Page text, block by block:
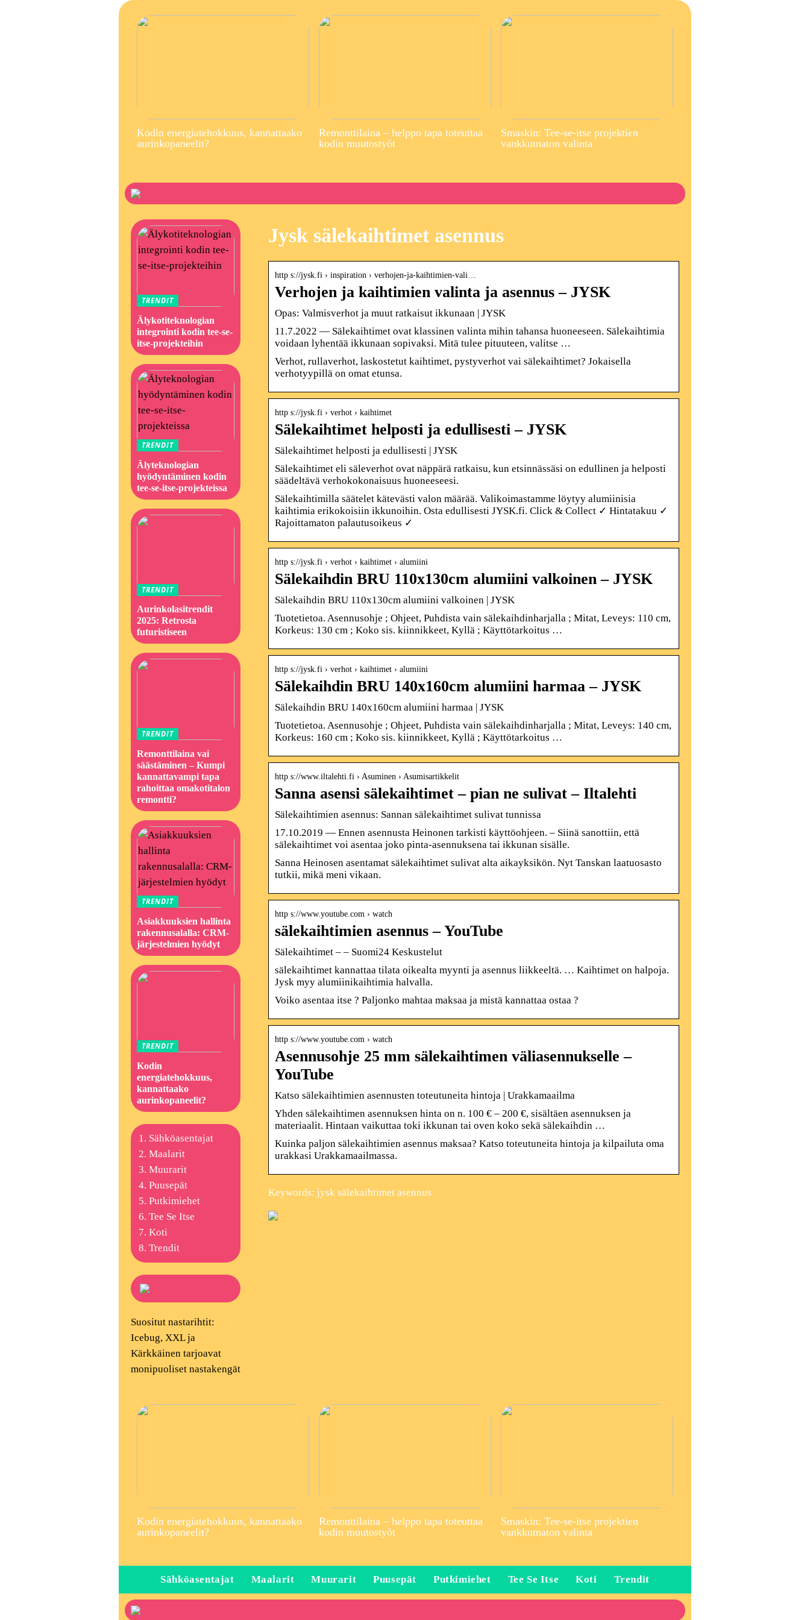
Kodin energiatehokkuus, kannattaako
aurinkopaneelit?
Remonttilaina – helppo tapa toteuttaa
kodin muutostyöt
Smaskin: Tee-se-itse projektien
vankkumaton valinta
Jysk sälekaihtimet asennus
http s://jysk.fi › inspiration › verhojen-ja-kaihtimien-vali…
Verhojen ja kaihtimien valinta ja asennus – JYSK
Opas: Valmisverhot ja muut ratkaisut ikkunaan | JYSK
11.7.2022 — Sälekaihtimet ovat klassinen valinta mihin tahansa huoneeseen. Sälekaihtimia
voidaan lyhentää ikkunaan sopivaksi. Mitä tulee pituuteen, valitse …
Verhot, rullaverhot, laskostetut kaihtimet, pystyverhot vai sälekaihtimet? Jokaisella
verhotyypillä on omat etunsa.
http s://jysk.fi › verhot › kaihtimet
Sälekaihtimet helposti ja edullisesti – JYSK
Sälekaihtimet helposti ja edullisesti | JYSK
Sälekaihtimet eli säleverhot ovat näppärä ratkaisu, kun etsinnässäsi on edullinen ja helposti
säädeltävä verhokokonaisuus huoneeseesi.
Sälekaihtimilla säätelet kätevästi valon määrää. Valikoimastamme löytyy alumiinisia
kaihtimia erikokoisiin ikkunoihin. Osta edullisesti JYSK.fi. Click & Collect ✓ Hintatakuu ✓
Rajoittamaton palautusoikeus ✓
http s://jysk.fi › verhot › kaihtimet › alumiini
Sälekaihdin BRU 110x130cm alumiini valkoinen – JYSK
Sälekaihdin BRU 110x130cm alumiini valkoinen | JYSK
Tuotetietoa. Asennusohje ; Ohjeet, Puhdista vain sälekaihdinharjalla ; Mitat, Leveys: 110 cm,
Korkeus: 130 cm ; Koko sis. kiinnikkeet, Kyllä ; Käyttötarkoitus …
http s://jysk.fi › verhot › kaihtimet › alumiini
Sälekaihdin BRU 140x160cm alumiini harmaa – JYSK
Sälekaihdin BRU 140x160cm alumiini harmaa | JYSK
Tuotetietoa. Asennusohje ; Ohjeet, Puhdista vain sälekaihdinharjalla ; Mitat, Leveys: 140 cm,
Korkeus: 160 cm ; Koko sis. kiinnikkeet, Kyllä ; Käyttötarkoitus …
http s://www.iltalehti.fi › Asuminen › Asumisartikkelit
Sanna asensi sälekaihtimet – pian ne sulivat – Iltalehti
Sälekaihtimien asennus: Sannan sälekaihtimet sulivat tunnissa
17.10.2019 — Ennen asennusta Heinonen tarkisti käyttöohjeen. – Siinä sanottiin, että
sälekaihtimet voi asentaa joko pinta-asennuksena tai ikkunan sisälle.
Sanna Heinosen asentamat sälekaihtimet sulivat alta aikayksikön. Nyt Tanskan laatuosasto
tutkii, mikä meni vikaan.
http s://www.youtube.com › watch
sälekaihtimien asennus – YouTube
Sälekaihtimet – – Suomi24 Keskustelut
sälekaihtimet kannattaa tilata oikealta myynti ja asennus liikkeeltä. … Kaihtimet on halpoja.
Jysk myy alumiinikaihtimia halvalla.
Voiko asentaa itse ? Paljonko mahtaa maksaa ja mistä kannattaa ostaa ?
http s://www.youtube.com › watch
Asennusohje 25 mm sälekaihtimen väliasennukselle –
YouTube
Katso sälekaihtimien asennusten toteutuneita hintoja | Urakkamaailma
Yhden sälekaihtimen asennuksen hinta on n. 100 € – 200 €, sisältäen asennuksen ja
materiaalit. Hintaan vaikuttaa toki ikkunan tai oven koko sekä sälekaihdin …
Kuinka paljon sälekaihtimien asennus maksaa? Katso toteutuneita hintoja ja kilpailuta oma
urakkasi Urakkamaailmassa.
Keywords: jysk sälekaihtimet asennus
TRENDIT
Älykotiteknologian
integrointi kodin tee-se-
itse-projekteihin
TRENDIT
Älyteknologian
hyödyntäminen kodin
tee-se-itse-projekteissa
TRENDIT
Aurinkolasitrendit
2025: Retrosta
futuristiseen
TRENDIT
Remonttilaina vai
säästäminen – Kumpi
kannattavampi tapa
rahoittaa omakotitalon
remontti?
TRENDIT
Asiakkuuksien hallinta
rakennusalalla: CRM-
järjestelmien hyödyt
TRENDIT
Kodin
energiatehokkuus,
kannattaako
aurinkopaneelit?
Sähköasentajat
Maalarit
Muurarit
Puusepät
Putkimiehet
Tee Se Itse
Koti
Trendit
Suositut nastarihtit:
Icebug, XXL ja
Kärkkäinen tarjoavat
monipuoliset nastakengät
Kodin energiatehokkuus, kannattaako
aurinkopaneelit?
Remonttilaina – helppo tapa toteuttaa
kodin muutostyöt
Smaskin: Tee-se-itse projektien
vankkumaton valinta
Sähköasentajat Maalarit Muurarit Puusepät Putkimiehet Tee Se Itse Koti Trendit